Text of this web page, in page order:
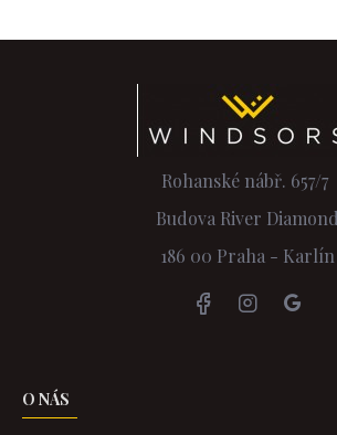
Rohanské nábř. 657/7
Budova River Diamond
186 00 Praha - Karlín
O NÁS